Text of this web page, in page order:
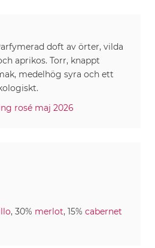
doft av örter, vilda
aprikos. Torr, knappt
medelhög syra och ett
rosé maj 2026
, 30% merlot, 15% cabernet